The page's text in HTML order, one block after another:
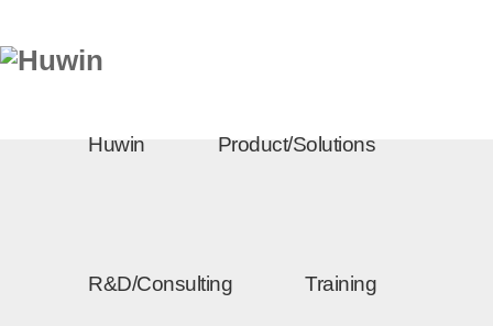
Huwin Product/Solutions
R&D/Consulting Training